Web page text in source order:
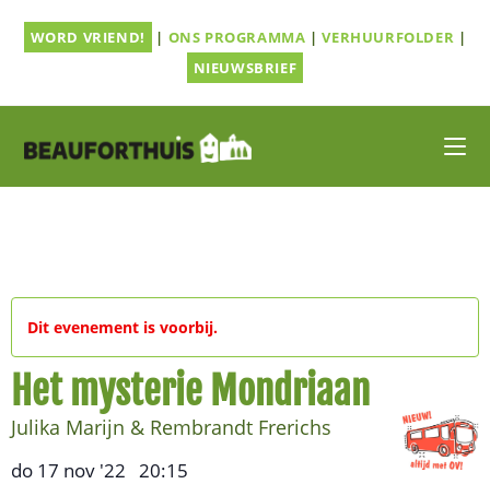
naarWORD VRIEND! | ONS PROGRAMMA |VERHUURFOLDER |
NIEUWSBRIEF
Dit evenement is voorbij.
Het mysterie Mondriaan
Julika Marijn & Rembrandt Frerichs
do 17 nov '22 20:15